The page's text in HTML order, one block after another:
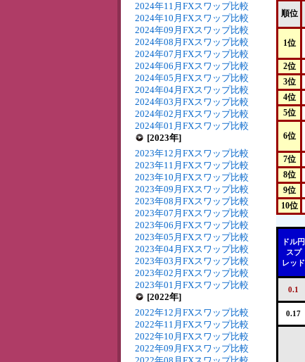
2024年11月FXスワップ比較
2024年10月FXスワップ比較
2024年09月FXスワップ比較
2024年08月FXスワップ比較
2024年07月FXスワップ比較
2024年06月FXスワップ比較
2024年05月FXスワップ比較
2024年04月FXスワップ比較
2024年03月FXスワップ比較
2024年02月FXスワップ比較
2024年01月FXスワップ比較
[2023年]
2023年12月FXスワップ比較
2023年11月FXスワップ比較
2023年10月FXスワップ比較
2023年09月FXスワップ比較
2023年08月FXスワップ比較
2023年07月FXスワップ比較
2023年06月FXスワップ比較
2023年05月FXスワップ比較
2023年04月FXスワップ比較
2023年03月FXスワップ比較
2023年02月FXスワップ比較
2023年01月FXスワップ比較
[2022年]
2022年12月FXスワップ比較
2022年11月FXスワップ比較
2022年10月FXスワップ比較
2022年09月FXスワップ比較
順位
1位
2位
3位
4位
5位
6位
7位
8位
9位
10位
ドル円
スプ
レッド
0.1
0.17